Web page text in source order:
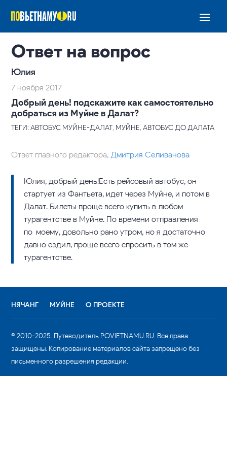
Ответ на вопрос
Юлия
7 ноября 2017
Добрый день! подскажите как самостоятельно
добраться из Муйне в Далат?
ТЕГИ: АВТОБУС МУЙНЕ-ДАЛАТ, МУЙНЕ, АВТОБУС ДО ДАЛАТА
Ответ главного редактора,Дмитрия Селиванова
Юлия, добрый день!Есть рейсовый автобус, он
стартует из Фантьета, идет через Муйне, и потом в
Далат. Билеты проще всего купить в любом
турагентстве в Муйне. По времени отправления –
по-моему, довольно рано утром, но я достаточно
давно ездил, проще всего спросить в том же
турагентстве.
НЯЧАНГ МУЙНЕ О ПРОЕКТЕ
© 2010-2025. Путеводитель POVIETNAMU.RU. Все права
защищены. Копирование материалов сайта запрещено без
письменного разрешения редакции.